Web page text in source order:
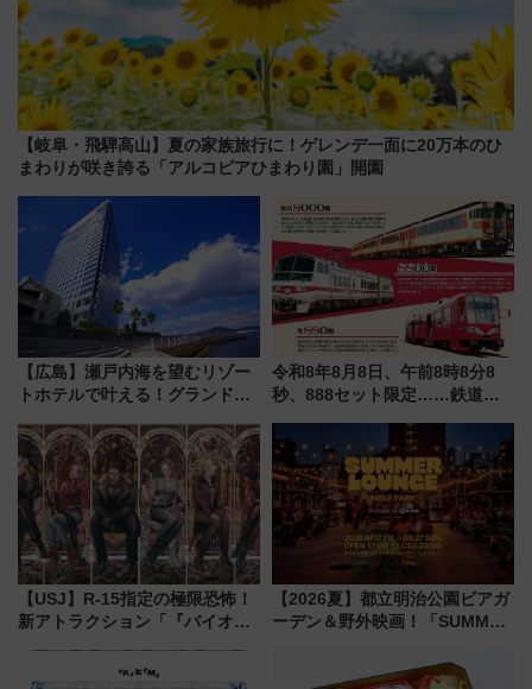
【岐阜・飛騨高山】夏の家族旅行に！ゲレンデ一面に20万本のひ
まわりが咲き誇る「アルコピアひまわり園」開園
【広島】瀬戸内海を望むリゾー
トホテルで叶える！グランドプ
ディング＆カジュアルパーティ
ープラン
令和8年8月8日、午前8時8分8
秒、888セット限定……鉄道各
たち
【USJ】R-15指定の極限恐怖！
新アトラクション「『バイオハ
ブ」今秋登場 ―予測不能の恐
【2026夏】都立明治公園ビアガ
ーデン＆野外映画！「SUMMER
ケジュール 夜風とビール、映画